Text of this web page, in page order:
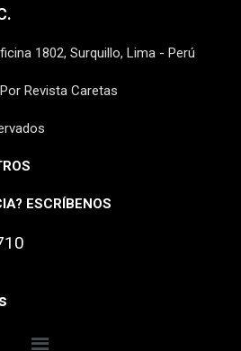
1802, Surquillo, Lima - Perú
Revista Caretas
ESCRÍBENOS